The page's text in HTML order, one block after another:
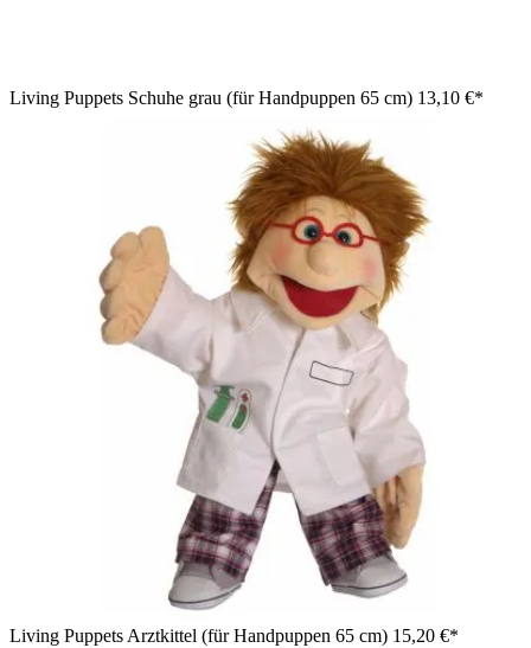
Living Puppets Schuhe grau (für Handpuppen 65 cm) 13,10 €*
Living Puppets Arztkittel (für Handpuppen 65 cm) 15,20 €*